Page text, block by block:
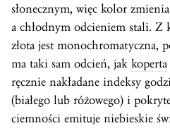
słonecznym, więc kolor
a chłodnym odcieniem stali. Z
złota jest monochromatyczna,
ma taki sam odcień, jak koperta
ręcznie nakładane indeksy
(białego lub różowego) i
ciemności emituje niebieskie